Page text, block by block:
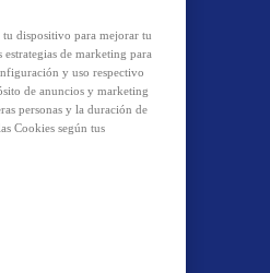
tu dispositivo para mejorar tu
de marketing para
y uso respectivo
de anuncios y marketing
personas y la duración de
Cookies según tus